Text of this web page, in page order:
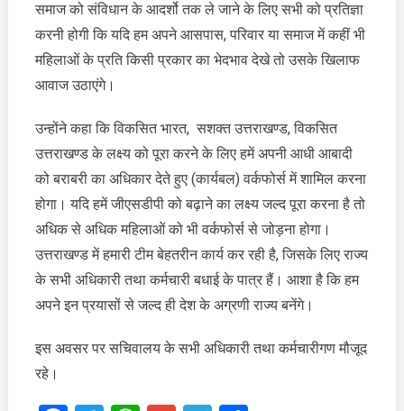
ध्वज
फहराया
समाज को संविधान के आदर्शो तक ले जाने के लिए सभी को प्रतिज्ञा
करनी होगी कि यदि हम अपने आसपास, परिवार या समाज में कहीं भी
महिलाओं के प्रति किसी प्रकार का भेदभाव देखे तो उसके खिलाफ
आवाज उठाएंगे।
उन्होंने कहा कि विकसित भारत, सशक्त उत्तराखण्ड, विकसित
उत्तराखण्ड के लक्ष्य को पूरा करने के लिए हमें अपनी आधी आबादी
को बराबरी का अधिकार देते हुए (कार्यबल) वर्कफोर्स में शामिल करना
होगा। यदि हमें जीएसडीपी को बढ़ाने का लक्ष्य जल्द पूरा करना है तो
अधिक से अधिक महिलाओं को भी वर्कफोर्स से जोड़ना होगा।
उत्तराखण्ड में हमारी टीम बेहतरीन कार्य कर रही है, जिसके लिए राज्य
के सभी अधिकारी तथा कर्मचारी बधाई के पात्र हैं। आशा है कि हम
अपने इन प्रयासों से जल्द ही देश के अग्रणी राज्य बनेंगे।
इस अवसर पर सचिवालय के सभी अधिकारी तथा कर्मचारीगण मौजूद
रहे।